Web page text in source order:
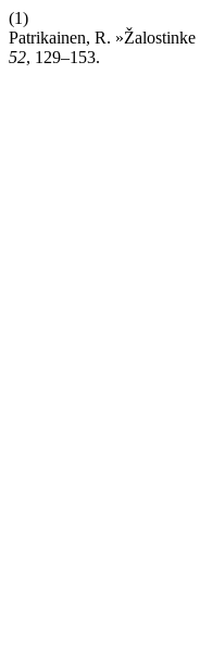
(1)
Patrikainen, R.
52, 129–153.